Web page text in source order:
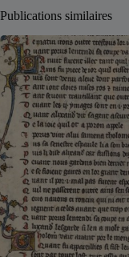
Publications similaires